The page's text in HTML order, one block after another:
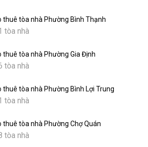
thuê tòa nhà Phường Bình Thạnh
tòa nhà
thuê tòa nhà Phường Gia Định
tòa nhà
thuê tòa nhà Phường Bình Lợi Trung
tòa nhà
thuê tòa nhà Phường Chợ Quán
tòa nhà